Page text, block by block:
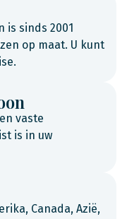
is sinds 2001
op maat. U kunt
vaste
is in uw
Canada, Azië,